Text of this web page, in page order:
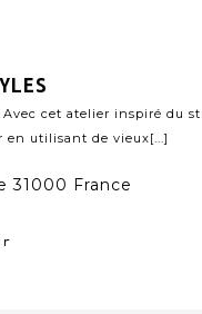
cet atelier inspiré du
en utilisant de vieux[...]
31000 France